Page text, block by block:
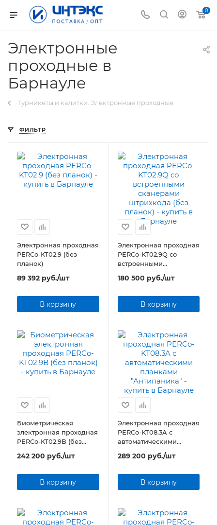
0
Электронные
проходные в
Барнауле
Турникеты и калитки. Электронные проходные.
ФИЛЬТР
Электронная проходная
PERCo-KT02.9 (без
планок)
89 392 руб./шт
В корзину
Электронная проходная
PERCo-KT02.9Q со
встроенными
сканерами штрихкода
(без планок)
180 500 руб./шт
В корзину
Биометрическая
электронная проходная
PERCo-KT02.9B (без
242 200 руб./шт
В корзину
Электронная проходная
PERCo-KT08.3A с
автоматическими
планками "Антипаника"
289 200 руб./шт
В корзину